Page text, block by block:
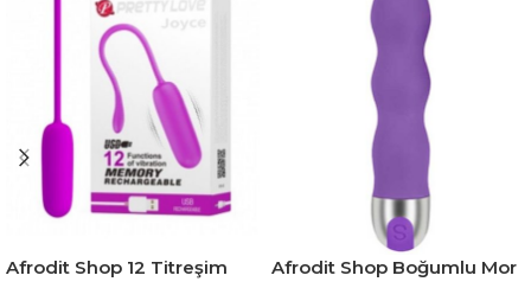
Afrodit Shop 12 Titreşim
Afrodit Shop Boğumlu Mor